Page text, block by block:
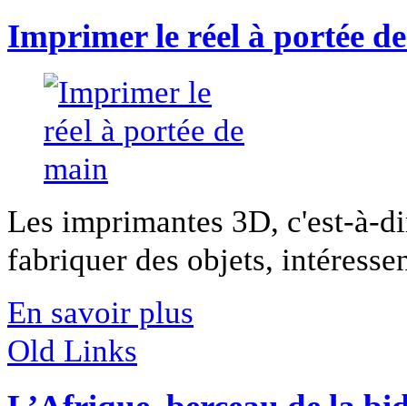
Imprimer le réel à portée
Les imprimantes 3D, c'est-à-
fabriquer des objets,
En savoir plus
Old Links